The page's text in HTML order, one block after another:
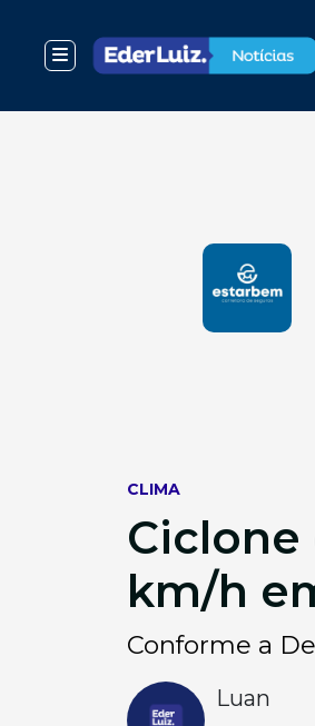
CLIMA
Ciclone
km/h
Conforme a
Luan